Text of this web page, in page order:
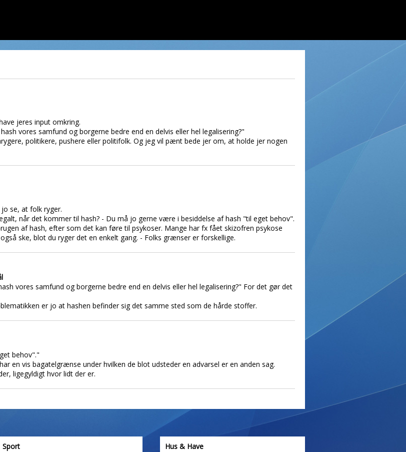
jeres input omkring.
vores samfund og borgerne bedre end en delvis eller hel legalisering?"
politikere, pushere eller politifolk. Og jeg vil pænt bede jer om, at holde jer nogen
se, at folk ryger.
når det kommer til hash? - Du må jo gerne være i besiddelse af hash "til eget behov".
af hash, efter som det kan føre til psykoser. Mange har fx fået skizofren psykose
ske, blot du ryger det en enkelt gang. - Folks grænser er forskellige.
vores samfund og borgerne bedre end en delvis eller hel legalisering?" For det gør det
er jo at hashen befinder sig det samme sted som de hårde stoffer.
behov"."
en vis bagatelgrænse under hvilken de blot udsteder en advarsel er en anden sag.
ligegyldigt hvor lidt der er.
Sport Hus & Have